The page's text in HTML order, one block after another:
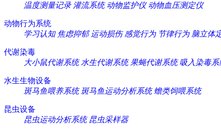
温度测量记录 灌流系统 动物监护仪 动物血压测定仪
动物行为系统
学习认知 焦虑抑郁 运动损伤 感觉行为 节律行为 脑立体
代谢染毒
大小鼠代谢系统 水生代谢系统 果蝇代谢系统 吸入染毒系
水生生物设备
斑马鱼喂养系统 斑马鱼运动分析系统 蟾类饲喂系统
昆虫设备
昆虫运动分析系统 昆虫采样器